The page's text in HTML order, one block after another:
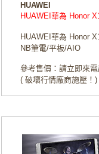
HUAWEI
HUAWEI華為 Honor
HUAWEI華為 Honor
NB筆電/平板/AIO
參考售價：請立即來
( 破壞行情廠商施壓！)